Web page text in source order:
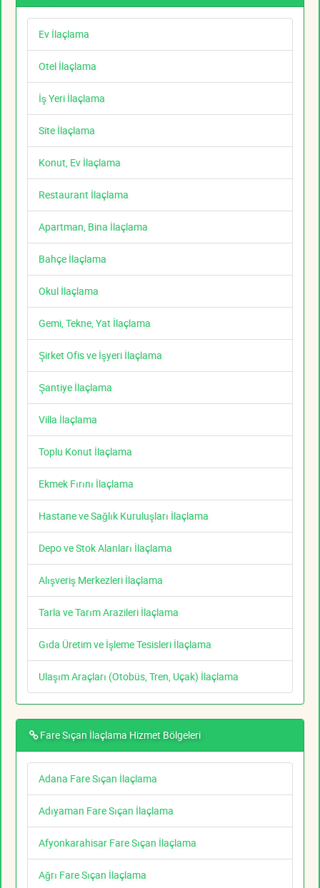
Ev İlaçlama
Otel İlaçlama
İş Yeri İlaçlama
Site İlaçlama
Konut, Ev İlaçlama
Restaurant İlaçlama
Apartman, Bina İlaçlama
Bahçe İlaçlama
Okul İlaçlama
Gemi, Tekne, Yat İlaçlama
Şirket Ofis ve İşyeri İlaçlama
Şantiye İlaçlama
Villa İlaçlama
Toplu Konut İlaçlama
Ekmek Fırını İlaçlama
Hastane ve Sağlık Kuruluşları İlaçlama
Depo ve Stok Alanları İlaçlama
Alışveriş Merkezleri İlaçlama
Tarla ve Tarım Arazileri İlaçlama
Gıda Üretim ve İşleme Tesisleri İlaçlama
Ulaşım Araçları (Otobüs, Tren, Uçak) İlaçlama
Fare Sıçan İlaçlama Hizmet Bölgeleri
Adana Fare Sıçan İlaçlama
Adıyaman Fare Sıçan İlaçlama
Afyonkarahisar Fare Sıçan İlaçlama
Ağrı Fare Sıçan İlaçlama